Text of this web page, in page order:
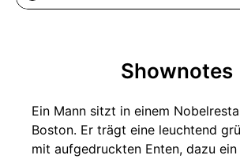
Shownotes
Ein Mann sitzt in einem
Boston. Er trägt eine leuchtend
mit aufgedruckten Enten, dazu